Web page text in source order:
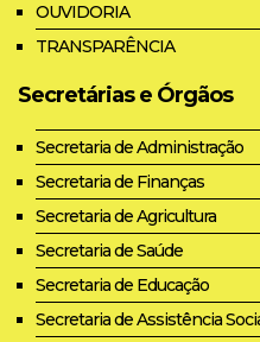
OUVIDORIA
TRANSPARÊNCIA
Secretárias e Órgãos
Secretaria de Administração
Secretaria de Finanças
Secretaria de Agricultura
Secretaria de Saúde
Secretaria de Educação
Secretaria de Assistência